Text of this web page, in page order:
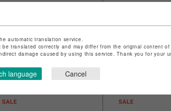
automatic translation service.
translated correctly and may differ from the original content
damage caused by using this service. Thank you for your
language Cancel